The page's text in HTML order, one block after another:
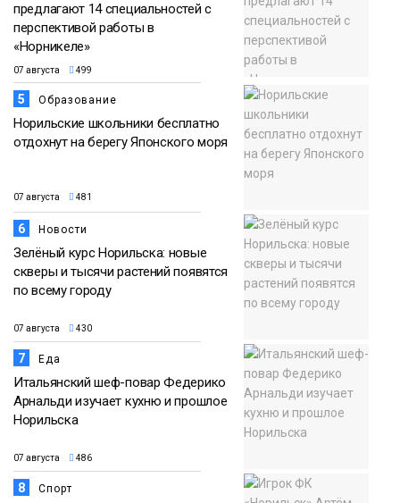
предлагают 14 специальностей с
перспективой работы в
«Норникеле»
07 августа 499
5 Образование
Норильские школьники бесплатно
отдохнут на берегу Японского моря
07 августа 481
6 Новости
Зелёный курс Норильска: новые
скверы и тысячи растений появятся
по всему городу
07 августа 430
7 Еда
Итальянский шеф-повар Федерико
Арнальди изучает кухню и прошлое
Норильска
07 августа 486
8 Спорт